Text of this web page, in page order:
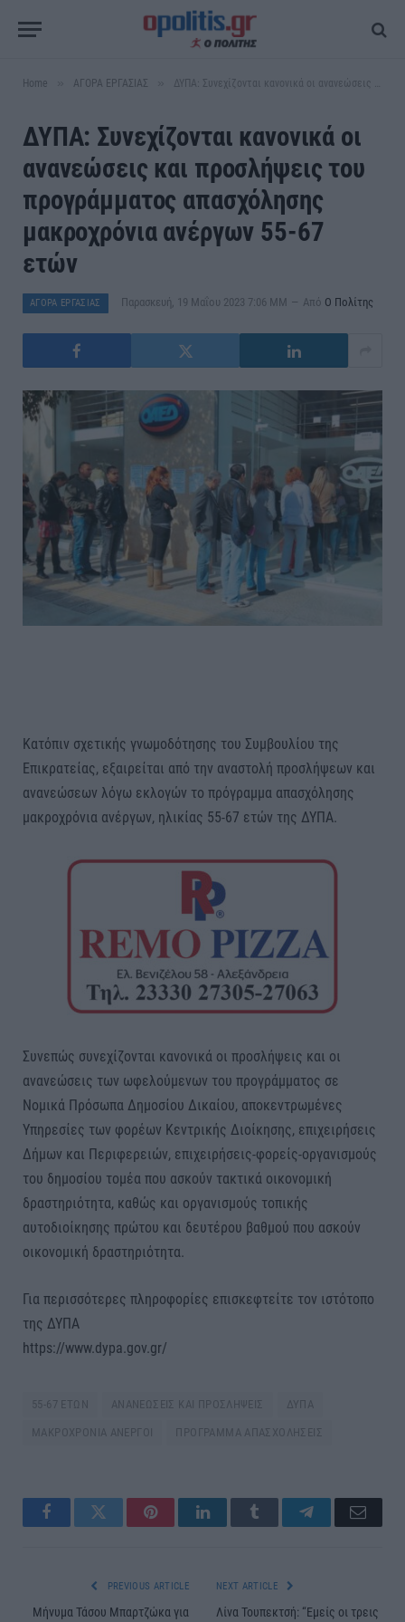
Home ΑΓΟΡΑ ΕΡΓΑΣΙΑΣ ΔΥΠΑ: Συνεχίζονται κανονικά οι ανανεώσεις και προσλήψεις του προγράμματος απασχόλησης μακροχρόνια ανέργων 55-67 ετών
ΔΥΠΑ: Συνεχίζονται κανονικά οι
ανανεώσεις και προσλήψεις του
προγράμματος απασχόλησης
μακροχρόνια ανέργων 55-67
ετών
ΑΓΟΡΑ ΕΡΓΑΣΙΑΣ Παρασκευή, 19 Μαΐου 2023 7:06 ΜΜ Από Ο Πολίτης
Κατόπιν σχετικής γνωμοδότησης του Συμβουλίου της
Επικρατείας, εξαιρείται από την αναστολή προσλήψεων και
ανανεώσεων λόγω εκλογών το πρόγραμμα απασχόλησης
μακροχρόνια ανέργων, ηλικίας 55-67 ετών της ΔΥΠΑ.
Συνεπώς συνεχίζονται κανονικά οι προσλήψεις και οι
ανανεώσεις των ωφελούμενων του προγράμματος σε
Νομικά Πρόσωπα Δημοσίου Δικαίου, αποκεντρωμένες
Υπηρεσίες των φορέων Κεντρικής Διοίκησης, επιχειρήσεις
Δήμων και Περιφερειών, επιχειρήσεις-φορείς-οργανισμούς
του δημοσίου τομέα που ασκούν τακτικά οικονομική
δραστηριότητα, καθώς και οργανισμούς τοπικής
αυτοδιοίκησης πρώτου και δευτέρου βαθμού που ασκούν
οικονομική δραστηριότητα.
Για περισσότερες πληροφορίες επισκεφτείτε τον ιστότοπο
της ΔΥΠΑ
https://www.dypa.gov.gr/
55-67 ΕΤΩΝ ΑΝΑΝΕΩΣΕΙΣ ΚΑΙ ΠΡΟΣΛΗΨΕΙΣ ΔΥΠΑ
ΜΑΚΡΟΧΡΟΝΙΑ ΑΝΕΡΓΟΙ ΠΡΟΓΡΑΜΜΑ ΑΠΑΣΧΟΛΗΣΕΙΣ
FacebookTwitter PinterestLinkedInTumblr TelegramEmail
PREVIOUS ARTICLE
Μήνυμα Τάσου Μπαρτζώκα για
NEXT ARTICLE
Λίνα Τουπεκτσή: “Εμείς οι τρεις